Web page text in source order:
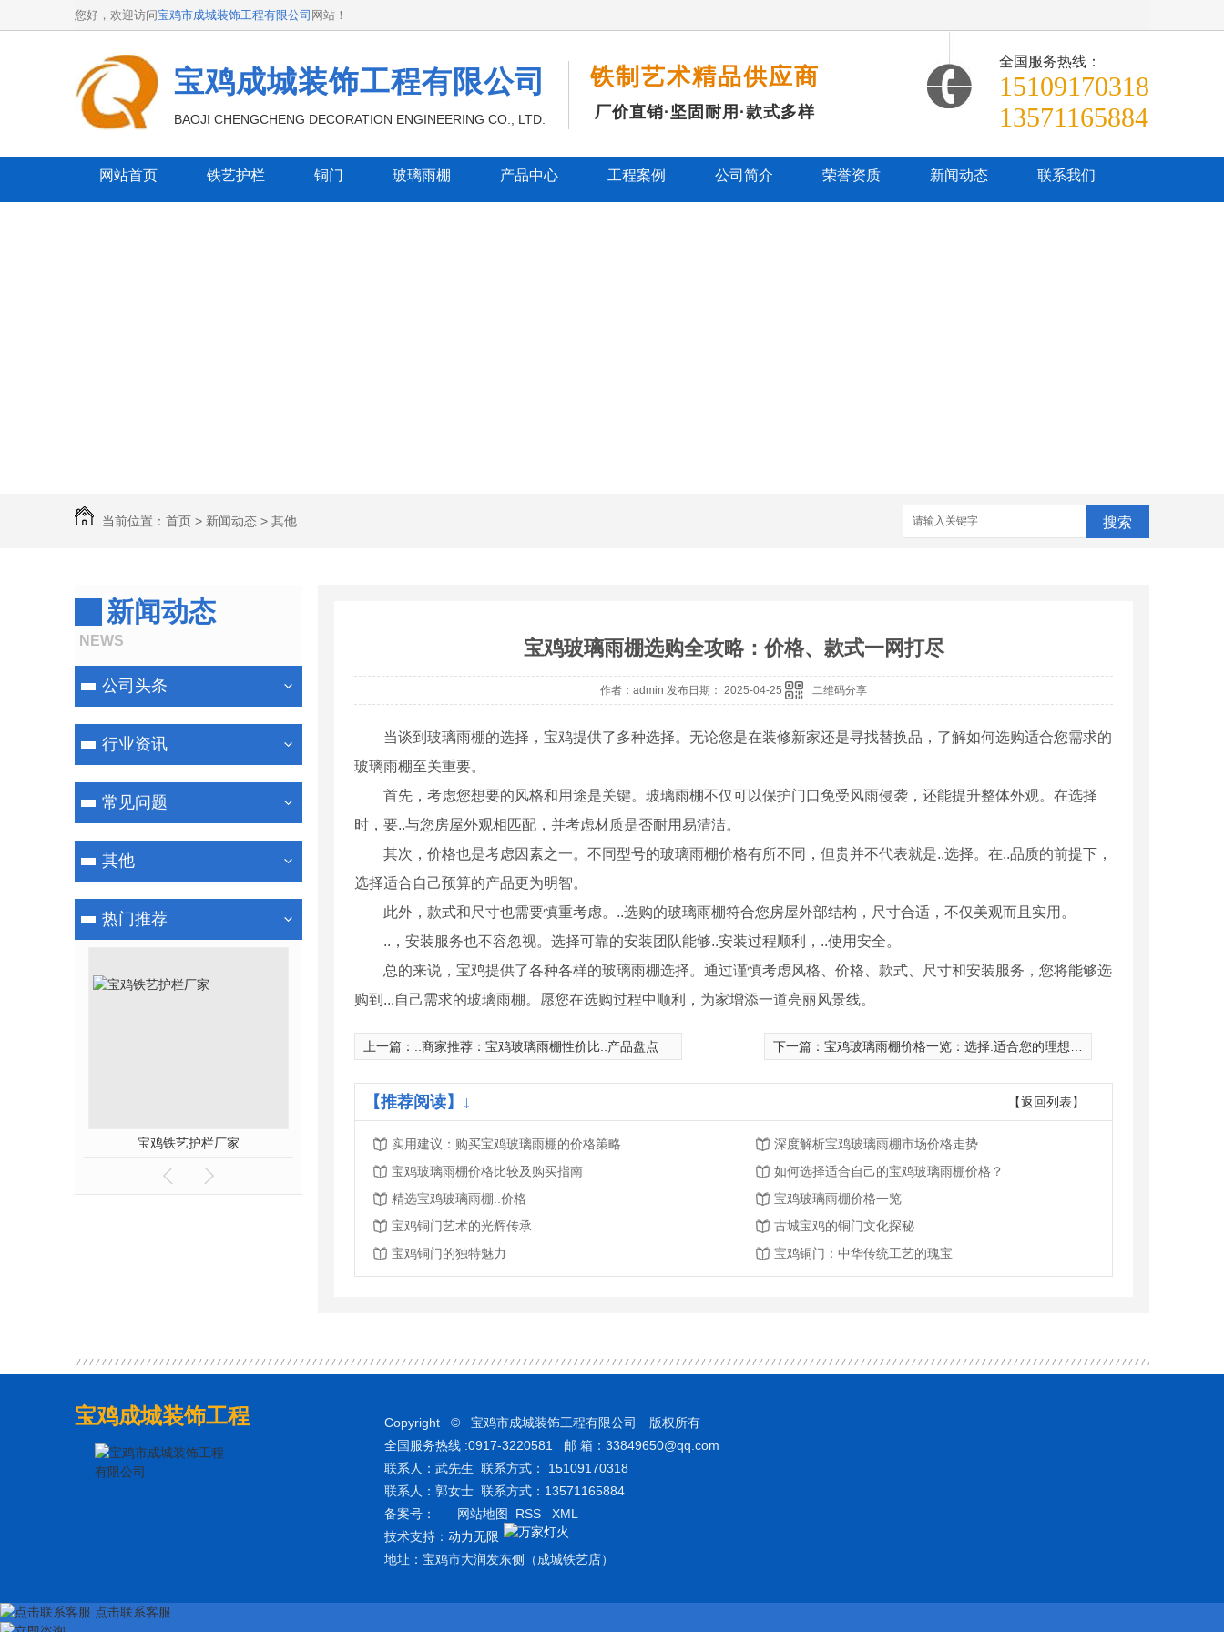
您好，欢迎访问宝鸡市成城装饰工程有限公司 网站！
宝鸡成城装饰工程有限公司
BAOJI CHENGCHENG DECORATION ENGINEERING CO., LTD.
铁制艺术精品供应商
厂价直销·坚固耐用·款式多样
全国服务热线：
15109170318
13571165884
网站首页 铁艺护栏 铜门 玻璃雨棚 产品中心 工程案例 公司简介 荣誉资质 新闻动态 联系我们
当前位置： 首页 > 新闻动态 > 其他 搜索
新闻动态
NEWS
公司头条
行业资讯
常见问题
其他
热门推荐
宝鸡铁艺护栏厂家 宝鸡铁艺护栏 宝鸡铜门厂家 宝鸡铜门
宝鸡玻璃雨棚选购全攻略：价格、款式一网打尽
作者：admin 发布日期： 2025-04-25 二维码分享
当谈到玻璃雨棚的选择，宝鸡提供了多种选择。无论您是在装修新家还是寻找替换品，了解如何选购适合您需求的
玻璃雨棚至关重要。
首先，考虑您想要的风格和用途是关键。玻璃雨棚不仅可以保护门口免受风雨侵袭，还能提升整体外观。在选择
时，要..与您房屋外观相匹配，并考虑材质是否耐用易清洁。
其次，价格也是考虑因素之一。不同型号的玻璃雨棚价格有所不同，但贵并不代表就是..选择。在..品质的前提下，
选择适合自己预算的产品更为明智。
此外，款式和尺寸也需要慎重考虑。..选购的玻璃雨棚符合您房屋外部结构，尺寸合适，不仅美观而且实用。
..，安装服务也不容忽视。选择可靠的安装团队能够..安装过程顺利，..使用安全。
总的来说，宝鸡提供了各种各样的玻璃雨棚选择。通过谨慎考虑风格、价格、款式、尺寸和安装服务，您将能够选
购到...自己需求的玻璃雨棚。愿您在选购过程中顺利，为家增添一道亮丽风景线。
上一篇： ..商家推荐：宝鸡玻璃雨棚性价比..产品盘点 下一篇： 宝鸡玻璃雨棚价格一览：选择.适合您的理想遮阳方案
【返回列表】
【推荐阅读】↓
实用建议：购买宝鸡玻璃雨棚的价格策略
深度解析宝鸡玻璃雨棚市场价格走势
宝鸡玻璃雨棚价格比较及购买指南
如何选择适合自己的宝鸡玻璃雨棚价格？
精选宝鸡玻璃雨棚..价格
宝鸡玻璃雨棚价格一览
宝鸡铜门艺术的光辉传承
古城宝鸡的铜门文化探秘
宝鸡铜门的独特魅力
宝鸡铜门：中华传统工艺的瑰宝
宝鸡成城装饰工程
Copyright © 宝鸡市成城装饰工程有限公司 版权所有
全国服务热线 :0917-3220581 邮 箱：33849650@qq.com
联系人：武先生 联系方式： 15109170318
联系人：郭女士 联系方式：13571165884
备案号：
网站地图 RSS
XML
技术支持： 动力无限
地址：宝鸡市大润发东侧（成城铁艺店）
点击联系客服